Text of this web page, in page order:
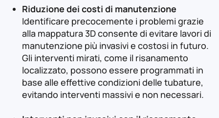
Riduzione dei costi di manutenzione
Identificare precocemente i problemi grazie
alla mappatura 3D consente di evitare lavori di
manutenzione più invasivi e costosi in futuro.
Gli interventi mirati, come il risanamento
localizzato, possono essere programmati in
base alle effettive condizioni delle tubature,
evitando interventi massivi e non necessari.